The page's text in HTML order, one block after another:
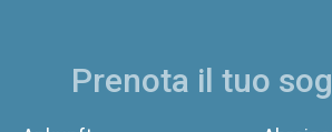
Prenota il tuo